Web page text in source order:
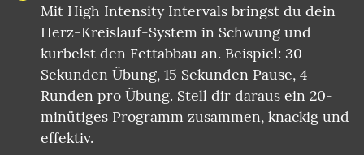
Mit High Intensity Intervals bringst du dein
Herz-Kreislauf-System in Schwung und
kurbelst den Fettabbau an. Beispiel: 30
Sekunden Übung, 15 Sekunden Pause, 4
Runden pro Übung. Stell dir daraus ein 20-
minütiges Programm zusammen, knackig und
effektiv.